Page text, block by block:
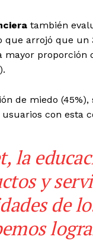
también
arrojó que un
de miedo
con esta
la
y
de